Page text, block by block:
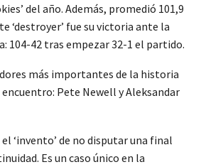
del año. Además, promedió 101,9
‘destroyer’ fue su victoria ante la
104-42 tras empezar 32-1 el partido.
más importantes de la historia
Pete Newell y Aleksandar
‘invento’ de no disputar una final
Es un caso único en la